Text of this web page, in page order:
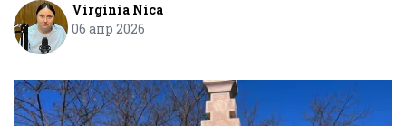
Virginia Nica
06 апр 2026